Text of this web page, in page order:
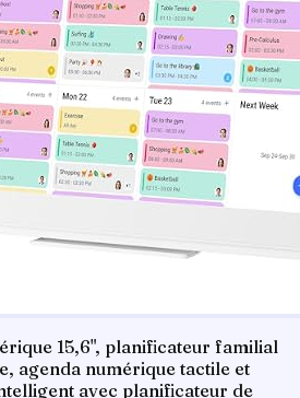
15,6", planificateur familial
agenda numérique tactile et
avec planificateur de